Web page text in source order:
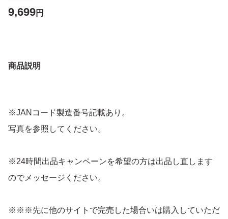
9,699円
商品説明
※JANコード製造番号記載あり。
写真を参照してください。
※24時間出品キャンペーンを希望の方は出品し直します
のでメッセージください。
※※※先に他のサイトで完売した場合いは購入していただ